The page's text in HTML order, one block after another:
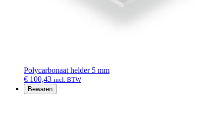
Polycarbonaat helder 5 mm
€ 100,43 incl. BTW
Bewaren